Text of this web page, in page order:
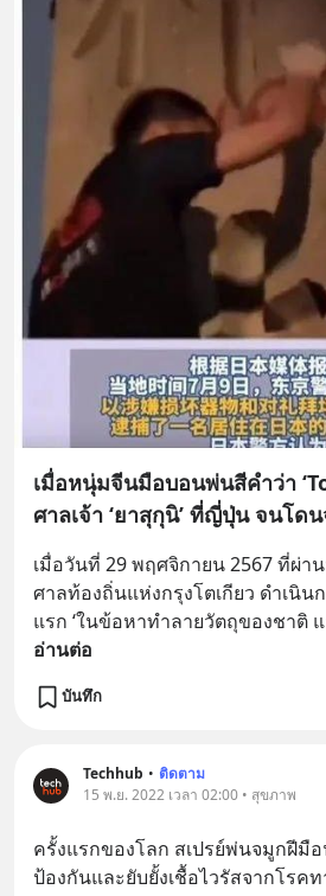
เมื่อหนุ่มจีนมือบอนพ่นสีคำว่า
ศาลเจ้า ‘ยาสุกุนิ’ ที่ญี่ปุ่น จนโด
เมื่อวันที่ 29 พฤศจิกายน 2567 ที่ผ่า
ศาลท้องถิ่นแห่งกรุงโตเกียว ดำเนิ
แรก ‘ในข้อหาทำลายวัตถุของชาติ
อ่านต่อ
บันทึก
Techhub • ติดตาม
15 พ.ย. 2022 เวลา 02:00 • สุขภาพ
ครั้งแรกของโลก สเปรย์พ่นจมูกฝีมื
ป้องกันและยับยั้งเชื้อไวรัสจากโรคท